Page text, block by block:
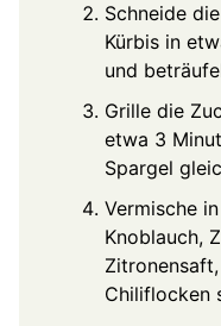
Schneide
Kürbis in
und
Grille die
etwa 3
Spargel
Vermische
Knoblauch,
Chiliflocken